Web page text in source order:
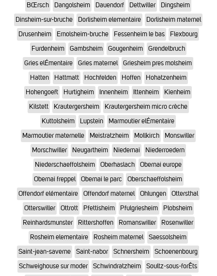
BŒrsch
Dangolsheim Dauendorf Dettwiller
Dingsheim
Dinsheim-sur-bruche
Dorlisheim elementaire
Dorlisheim maternel
Drusenheim
Ernolsheim-bruche Fessenheim le bas
Flexbourg
Furdenheim
Gambsheim Gougenheim
Grendelbruch
Gries elÉmentaire
Gries maternel
Griesheim pres molsheim
Hatten
Hattmatt Hochfelden Hoffen
Hohatzenheim
Hohengoeft
Hurtigheim Innenheim Ittenheim
Kienheim
Kilstett
Krautergersheim
Krautergersheim micro crèche
Kuttolsheim
Lupstein
Marmoutier elÉmentaire
Marmoutier maternelle
Meistratzheim Mollkirch
Monswiller
Morschwiller
Neugartheim Niedernai
Niederroedern
Niederschaeffolsheim
Oberhaslach
Obernai europe
Obernai freppel
Obernai le parc
Oberschaeffolsheim
Offendorf elémentaire
Offendorf maternel Ohlungen
Ottersthal
Otterswiller
Ottrott Pfettisheim Pfulgriesheim
Plobsheim
Reinhardsmunster
Rittershoffen Romanswiller
Rosenwiller
Rosheim elementaire
Rosheim maternel
Saessolsheim
Saint-jean-saverne
Saint-nabor Schnersheim
Schoenenbourg
Schweighouse sur moder
Schwindratzheim
Soultz-sous-forÊts